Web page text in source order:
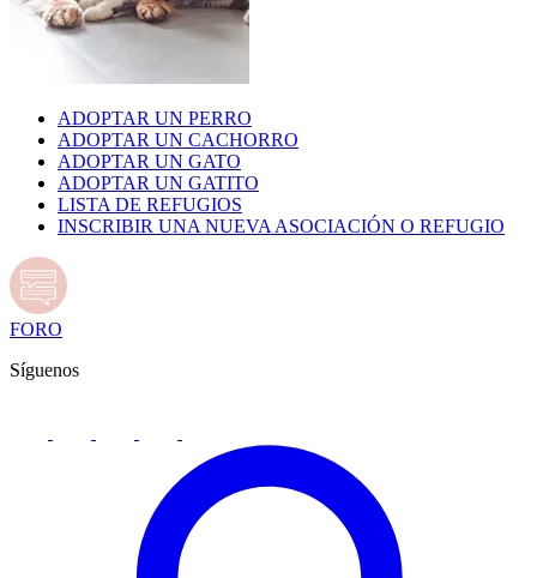
ADOPTAR UN PERRO
ADOPTAR UN CACHORRO
ADOPTAR UN GATO
ADOPTAR UN GATITO
LISTA DE REFUGIOS
INSCRIBIR UNA NUEVA ASOCIACIÓN O REFUGIO
FORO
Síguenos